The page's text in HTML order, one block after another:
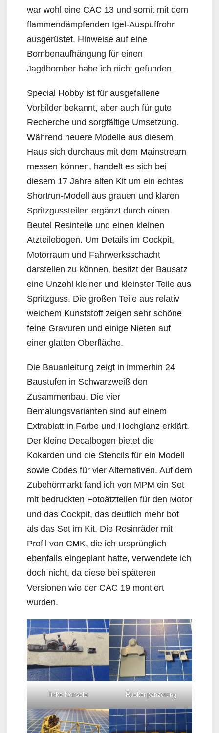
war wohl eine CAC 13 und somit mit dem
flammendämpfenden Igel-Auspuffrohr
ausgerüstet. Hinweise auf eine
Bombenaufhängung für einen
Jagdbomber habe ich nicht gefunden.
Special Hobby ist für ausgefallene
Vorbilder bekannt, aber auch für gute
Recherche und sorgfältige Umsetzung.
Während neuere Modelle aus diesem
Haus sich durchaus mit dem Mainstream
messen können, handelt es sich bei
diesem 17 Jahre alten Kit um ein echtes
Shortrun-Modell aus grauen und klaren
Spritzgussteilen ergänzt durch einen
Beutel Resinteile und einen kleinen
Ätzteilebogen. Um Details im Cockpit,
Motorraum und Fahrwerksschacht
darstellen zu können, besitzt der Bausatz
eine Unzahl kleiner und kleinster Teile aus
Spritzguss. Die großen Teile aus relativ
weichem Kunststoff zeigen sehr schöne
feine Gravuren und einige Nieten auf
einer glatten Oberfläche.
Die Bauanleitung zeigt in immerhin 24
Baustufen in Schwarzweiß den
Zusammenbau. Die vier
Bemalungsvarianten sind auf einem
Extrablatt in Farbe und Hochglanz erklärt.
Der kleine Decalbogen bietet die
Kokarden und die Stencils für ein Modell
sowie Codes für vier Alternativen. Auf dem
Zubehörmarkt fand ich von MPM ein Set
mit bedruckten Fotoätzteilen für den Motor
und das Cockpit, das deutlich mehr bot
als das Set im Kit. Die Resinräder mit
Profil von CMK, die ich ursprünglich
ebenfalls eingeplant hatte, verwendete ich
doch nicht, da diese bei späteren
Versionen wie der CAC 19 montiert
wurden.
linke Konsole Rückenpanzerung